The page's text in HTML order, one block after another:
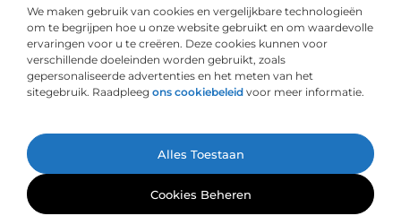
We maken gebruik van cookies en vergelijkbare technologieën
om te begrijpen hoe u onze website gebruikt en om waardevolle
ervaringen voor u te creëren. Deze cookies kunnen voor
verschillende doeleinden worden gebruikt, zoals
gepersonaliseerde advertenties en het meten van het
sitegebruik. Raadpleeg ons cookiebeleid voor meer informatie.
Alles Toestaan
Cookies Beheren
Ga Naar
Onze informatie
Cookiebeleid (EU)
@2025 www.gouden-tip.nl. All Right Reserved.